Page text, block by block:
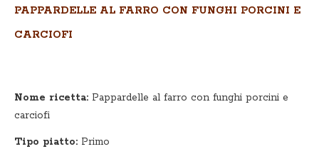
PAPPARDELLE AL FARRO CON FUNGHI PORCINI E
CARCIOFI
Nome ricetta: Pappardelle al farro con funghi porcini e
carciofi
Tipo piatto: Primo